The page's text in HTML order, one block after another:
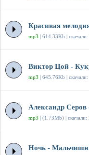
Красивая
mp3 | 614.33Kb |
Виктор Цой -
mp3 | 645.76Kb |
Александр Серов
mp3 | (1.73Mb) | скачали:
Ночь -